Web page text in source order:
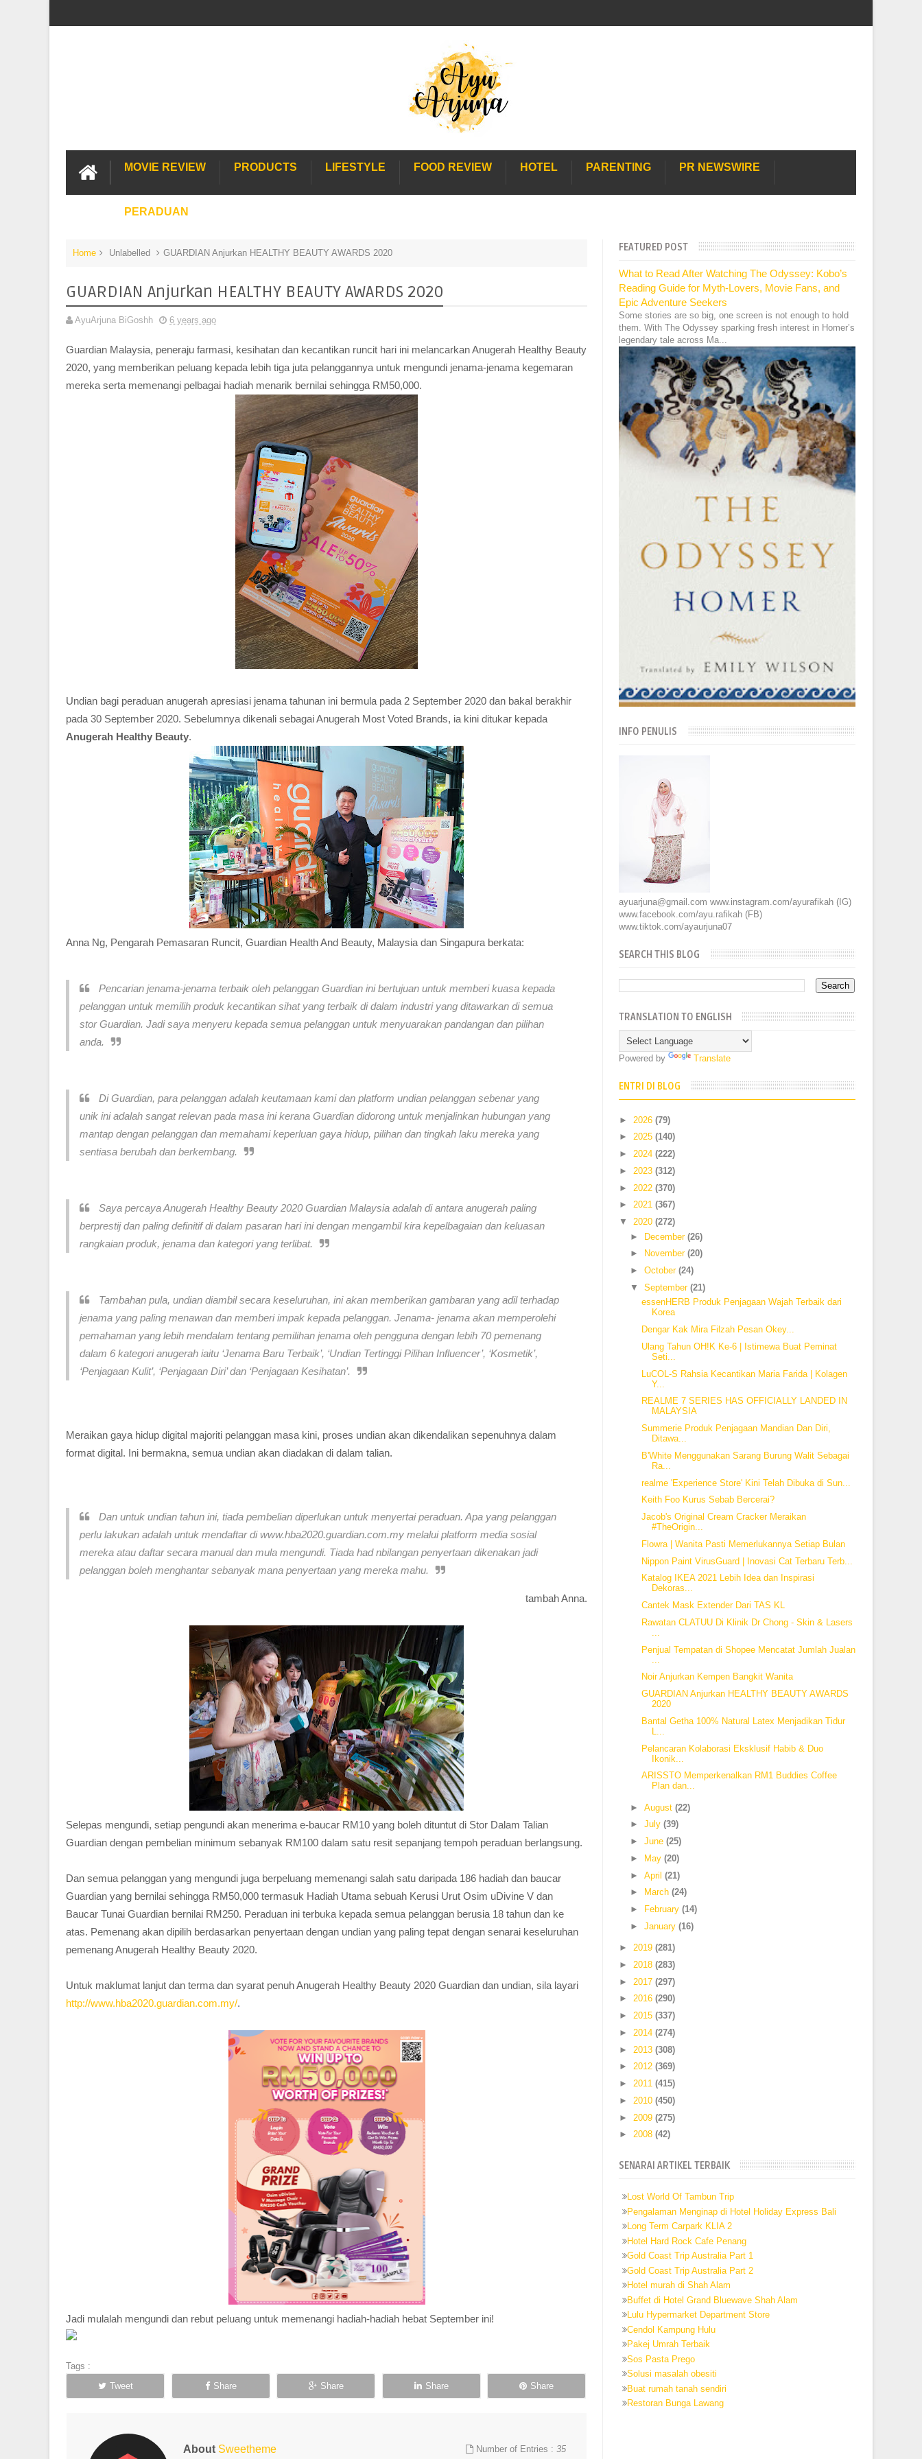
MOVIE REVIEW PRODUCTS LIFESTYLE FOOD REVIEW HOTEL PARENTING PR NEWSWIRE
PERADUAN
Home Unlabelled GUARDIAN Anjurkan HEALTHY BEAUTY AWARDS 2020
GUARDIAN Anjurkan HEALTHY BEAUTY AWARDS 2020
AyuArjuna BiGoshh 6 years ago
Guardian Malaysia, peneraju farmasi, kesihatan dan kecantikan runcit hari ini melancarkan Anugerah Healthy Beauty
2020, yang memberikan peluang kepada lebih tiga juta pelanggannya untuk mengundi jenama-jenama kegemaran
mereka serta memenangi pelbagai hadiah menarik bernilai sehingga RM50,000.
Undian bagi peraduan anugerah apresiasi jenama tahunan ini bermula pada 2 September 2020 dan bakal berakhir
pada 30 September 2020. Sebelumnya dikenali sebagai Anugerah Most Voted Brands, ia kini ditukar kepada
Anugerah Healthy Beauty.
Anna Ng, Pengarah Pemasaran Runcit, Guardian Health And Beauty, Malaysia dan Singapura berkata:
Pencarian jenama-jenama terbaik oleh pelanggan Guardian ini bertujuan untuk memberi kuasa kepada
pelanggan untuk memilih produk kecantikan sihat yang terbaik di dalam industri yang ditawarkan di semua
stor Guardian. Jadi saya menyeru kepada semua pelanggan untuk menyuarakan pandangan dan pilihan
anda.
Di Guardian, para pelanggan adalah keutamaan kami dan platform undian pelanggan sebenar yang
unik ini adalah sangat relevan pada masa ini kerana Guardian didorong untuk menjalinkan hubungan yang
mantap dengan pelanggan dan memahami keperluan gaya hidup, pilihan dan tingkah laku mereka yang
sentiasa berubah dan berkembang.
Saya percaya Anugerah Healthy Beauty 2020 Guardian Malaysia adalah di antara anugerah paling
berprestij dan paling definitif di dalam pasaran hari ini dengan mengambil kira kepelbagaian dan keluasan
rangkaian produk, jenama dan kategori yang terlibat.
Tambahan pula, undian diambil secara keseluruhan, ini akan memberikan gambaran yang adil terhadap
jenama yang paling menawan dan memberi impak kepada pelanggan. Jenama- jenama akan memperolehi
pemahaman yang lebih mendalam tentang pemilihan jenama oleh pengguna dengan lebih 70 pemenang
dalam 6 kategori anugerah iaitu ‘Jenama Baru Terbaik’, ‘Undian Tertinggi Pilihan Influencer’, ‘Kosmetik’,
‘Penjagaan Kulit’, ‘Penjagaan Diri’ dan ‘Penjagaan Kesihatan’.
Meraikan gaya hidup digital majoriti pelanggan masa kini, proses undian akan dikendalikan sepenuhnya dalam
format digital. Ini bermakna, semua undian akan diadakan di dalam talian.
Dan untuk undian tahun ini, tiada pembelian diperlukan untuk menyertai peraduan. Apa yang pelanggan
perlu lakukan adalah untuk mendaftar di www.hba2020.guardian.com.my melalui platform media sosial
mereka atau daftar secara manual dan mula mengundi. Tiada had nbilangan penyertaan dikenakan jadi
pelanggan boleh menghantar sebanyak mana penyertaan yang mereka mahu.
tambah Anna.
Selepas mengundi, setiap pengundi akan menerima e-baucar RM10 yang boleh dituntut di Stor Dalam Talian
Guardian dengan pembelian minimum sebanyak RM100 dalam satu resit sepanjang tempoh peraduan berlangsung.
Dan semua pelanggan yang mengundi juga berpeluang memenangi salah satu daripada 186 hadiah dan baucar
Guardian yang bernilai sehingga RM50,000 termasuk Hadiah Utama sebuah Kerusi Urut Osim uDivine V dan
Baucar Tunai Guardian bernilai RM250. Peraduan ini terbuka kepada semua pelanggan berusia 18 tahun dan ke
atas. Pemenang akan dipilih berdasarkan penyertaan dengan undian yang paling tepat dengan senarai keseluruhan
pemenang Anugerah Healthy Beauty 2020.
Untuk maklumat lanjut dan terma dan syarat penuh Anugerah Healthy Beauty 2020 Guardian dan undian, sila layari
http://www.hba2020.guardian.com.my/.
Jadi mulalah mengundi dan rebut peluang untuk memenangi hadiah-hadiah hebat September ini!
Tags :
Tweet
Share Share Share Share
About Sweetheme Number of Entries :35
FEATURED POST
What to Read After Watching The Odyssey: Kobo’s
Reading Guide for Myth-Lovers, Movie Fans, and
Epic Adventure Seekers
Some stories are so big, one screen is not enough to hold
them. With The Odyssey sparking fresh interest in Homer’s
legendary tale across Ma...
INFO PENULIS
ayuarjuna@gmail.com www.instagram.com/ayurafikah (IG)
www.facebook.com/ayu.rafikah (FB)
www.tiktok.com/ayaurjuna07
SEARCH THIS BLOG
TRANSLATION TO ENGLISH
Powered by Translate
ENTRI DI BLOG
► 2026(79)
►2025(140)
►2024(222)
► 2023(312)
► 2022(370)
►2021(367)
▼2020(272)
► December (26)
►
November (20)
► October (24)
▼ September (21)
essenHERB Produk Penjagaan Wajah Terbaik dari
Korea
Dengar Kak Mira Filzah Pesan Okey...
Ulang Tahun OH!K Ke-6 | Istimewa Buat Peminat
Seti...
LuCOL-S Rahsia Kecantikan Maria Farida | Kolagen
Y...
REALME 7 SERIES HAS OFFICIALLY LANDED IN
MALAYSIA
Summerie Produk Penjagaan Mandian Dan Diri,
Ditawa...
B'White Menggunakan Sarang Burung Walit Sebagai
Ra...
realme 'Experience Store' Kini Telah Dibuka di Sun...
Keith Foo Kurus Sebab Bercerai?
Jacob's Original Cream Cracker Meraikan
#TheOrigin...
Flowra | Wanita Pasti Memerlukannya Setiap Bulan
Nippon Paint VirusGuard | Inovasi Cat Terbaru Terb...
Katalog IKEA 2021 Lebih Idea dan Inspirasi
Dekoras...
Cantek Mask Extender Dari TAS KL
Rawatan CLATUU Di Klinik Dr Chong - Skin & Lasers
Penjual Tempatan di Shopee Mencatat Jumlah Jualan
Noir Anjurkan Kempen Bangkit Wanita
GUARDIAN Anjurkan HEALTHY BEAUTY AWARDS
2020
Bantal Getha 100% Natural Latex Menjadikan Tidur
Pelancaran Kolaborasi Eksklusif Habib & Duo
Ikonik...
ARISSTO Memperkenalkan RM1 Buddies Coffee
Plan dan...
► August (22)
► July (39)
► June (25)
►
May (20)
► April (21)
►
March (24)
►
February (14)
► January (16)
►2019(281)
► 2018(283)
► 2017(297)
►2016(290)
►2015(337)
► 2014(274)
► 2013(308)
►2012(369)
►2011(415)
► 2010(450)
► 2009(275)
►2008(42)
SENARAI ARTIKEL TERBAIK
Lost World Of Tambun Trip
Pengalaman Menginap di Hotel Holiday Express Bali
Long Term Carpark KLIA 2
Hotel Hard Rock Cafe Penang
Gold Coast Trip Australia Part 1
Gold Coast Trip Australia Part 2
Hotel murah di Shah Alam
Buffet di Hotel Grand Bluewave Shah Alam
Lulu Hypermarket Department Store
Cendol Kampung Hulu
Pakej Umrah Terbaik
Sos Pasta Prego
Solusi masalah obesiti
Buat rumah tanah sendiri
Restoran Bunga Lawang